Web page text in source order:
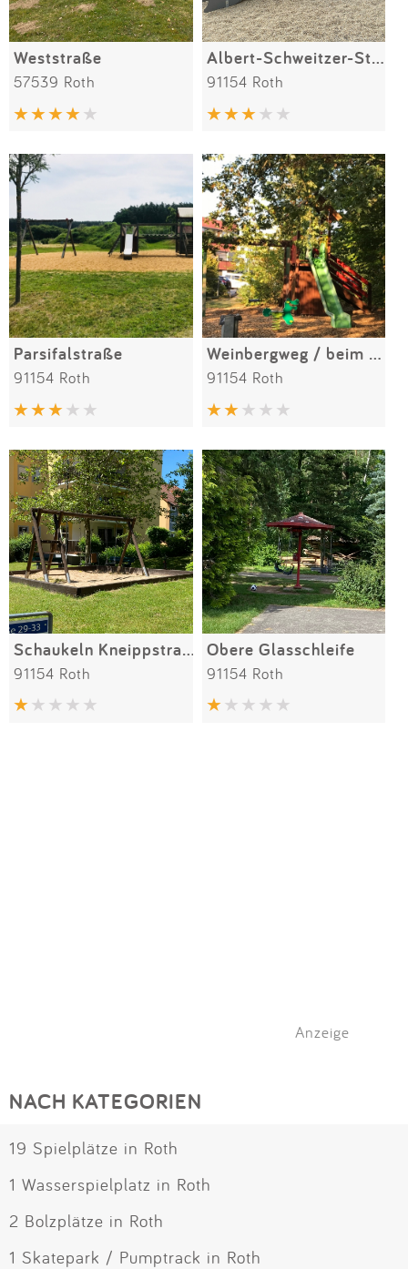
Weststraße
57539 Roth
Albert-Schweitzer-Straße
91154 Roth
Parsifalstraße
91154 Roth
Weinbergweg / beim Krankenhaus
91154 Roth
Schaukeln Kneippstraße
91154 Roth
Obere Glasschleife
91154 Roth
Anzeige
NACH KATEGORIEN
19 Spielplätze in Roth
1 Wasserspielplatz in Roth
2 Bolzplätze in Roth
1 Skatepark / Pumptrack in Roth